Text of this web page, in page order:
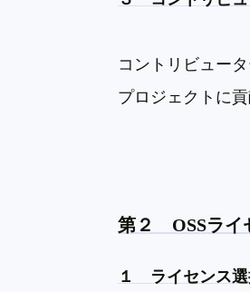
コントリビュー
プロジェクトに
第２ OSSライ
１ ライセンス選